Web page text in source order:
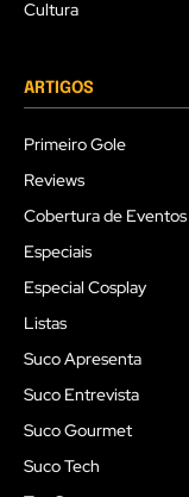
Cultura
ARTIGOS
Primeiro Gole
Reviews
Cobertura de Eventos
Especiais
Especial Cosplay
Listas
Suco Apresenta
Suco Entrevista
Suco Gourmet
Suco Tech